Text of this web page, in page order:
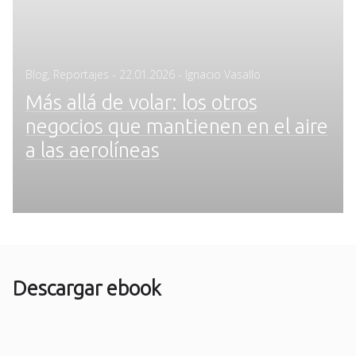
Blog Reportajes - Posted
22.01.2026 - Ignacio Vasallo
Más allá de volar: los otros
negocios que mantienen en el aire
a las aerolíneas
Descargar ebook